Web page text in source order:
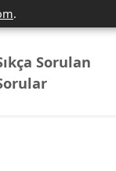
.
Sorulan